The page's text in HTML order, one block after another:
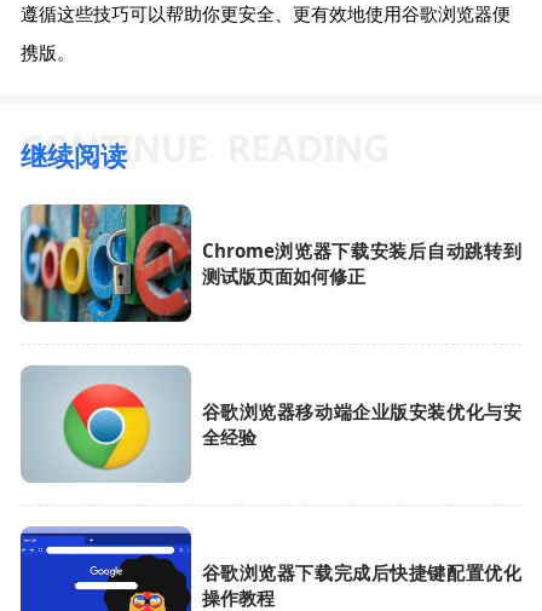
遵循这些技巧可以帮助你更安全、更有效地使用谷歌浏览器便
携版。
继续阅读
Chrome浏览器下载安装后自动跳转到
测试版页面如何修正
谷歌浏览器移动端企业版安装优化与安
全经验
谷歌浏览器下载完成后快捷键配置优化
操作教程